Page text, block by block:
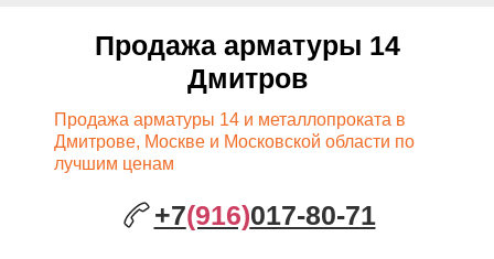
Продажа арматуры 14
Дмитров
Продажа арматуры 14 и металлопроката в
Дмитрове, Москве и Московской области по
лучшим ценам
+7(916)017-80-71